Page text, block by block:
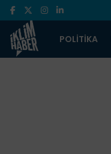
POLITIKA